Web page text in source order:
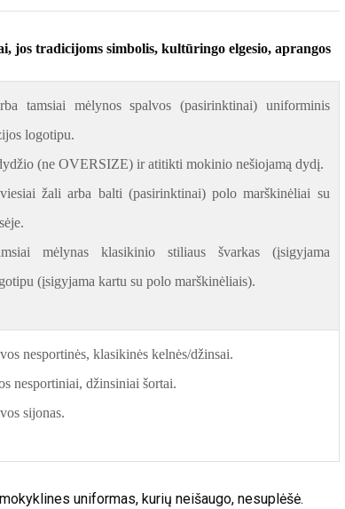
tradicijoms simbolis, kultūringo elgesio, aprangos
tamsiai mėlynos spalvos (pasirinktinai) uniforminis
logotipu.
(ne OVERSIZE) ir atitikti mokinio nešiojamą dydį.
žali arba balti (pasirinktinai) polo marškinėliai su
mėlynas klasikinio stiliaus švarkas (įsigyjama
(įsigyjama kartu su polo marškinėliais).
nesportinės, klasikinės kelnės/džinsai.
nesportiniai, džinsiniai šortai.
sijonas.
uniformas, kurių neišaugo, nesuplėšė.